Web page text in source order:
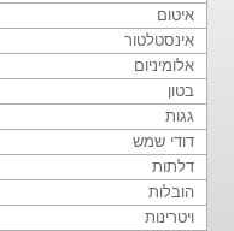
איטום
אינסטלטור
אלומיניום
בטון
גגות
דודי שמש
דלתות
הובלות
ויטרינות